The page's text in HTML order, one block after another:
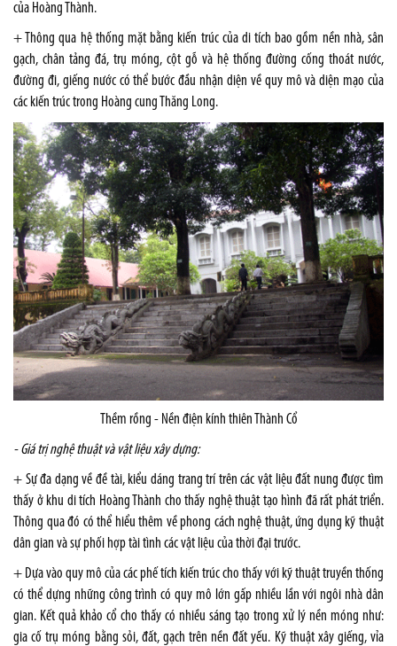
của Hoàng Thành.
+ Thông qua hệ thống mặt bằng kiến trúc của di tích bao gồm nền nhà, sân
gạch, chân tảng đá, trụ móng, cột gỗ và hệ thống đường cống thoát nước,
đường đi, giếng nước có thể bước đầu nhận diện về quy mô và diện mạo của
các kiến trúc trong Hoàng cung Thăng Long.
Thềm rồng - Nền điện kính thiên Thành Cổ
- Giá trị nghệ thuật và vật liệu xây dựng:
+ Sự đa dạng về đề tài, kiểu dáng trang trí trên các vật liệu đất nung được tìm
thấy ở khu di tích Hoàng Thành cho thấy nghệ thuật tạo hình đã rất phát triển.
Thông qua đó có thể hiểu thêm về phong cách nghệ thuật, ứng dụng kỹ thuật
dân gian và sự phối hợp tài tình các vật liệu của thời đại trước.
+ Dựa vào quy mô của các phế tích kiến trúc cho thấy với kỹ thuật truyền thống
có thể dựng những công trình có quy mô lớn gấp nhiều lần với ngôi nhà dân
gian. Kết quả khảo cổ cho thấy có nhiều sáng tạo trong xử lý nền móng như:
gia cố trụ móng bằng sỏi, đất, gạch trên nền đất yếu. Kỹ thuật xây giếng, vỉa